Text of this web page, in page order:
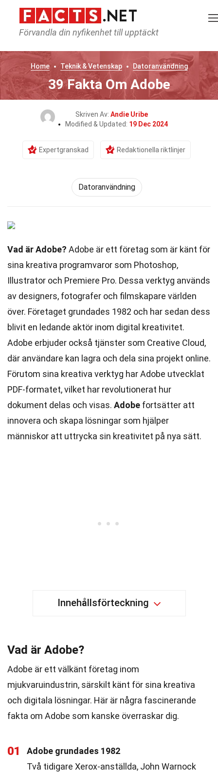
Förvandla din nyfikenhet till upptäckt
Home Teknik & Vetenskap Datoranvändning
39 Fakta Om Adobe
Skriven Av: Andie Uribe
Modified & Updated: 19 Dec 2024
Expertgranskad Redaktionella riktlinjer
Datoranvändning
Vad är Adobe? Adobe är ett företag som är känt för
sina kreativa programvaror som Photoshop,
Illustrator och Premiere Pro. Dessa verktyg används
av designers, fotografer och filmskapare världen
över. Företaget grundades 1982 och har sedan dess
blivit en ledande aktör inom digital kreativitet.
Adobe erbjuder också tjänster som Creative Cloud,
där användare kan lagra och dela sina projekt online.
Förutom sina kreativa verktyg har Adobe utvecklat
PDF-formatet, vilket har revolutionerat hur
dokument delas och visas. Adobe fortsätter att
innovera och skapa lösningar som hjälper
människor att uttrycka sin kreativitet på nya sätt.
Innehållsförteckning
Vad är Adobe?
Adobe är ett välkänt företag inom
mjukvaruindustrin, särskilt känt för sina kreativa
och digitala lösningar. Här är några fascinerande
fakta om Adobe som kanske överraskar dig.
01
Adobe grundades 1982
Två tidigare Xerox-anställda, John Warnock